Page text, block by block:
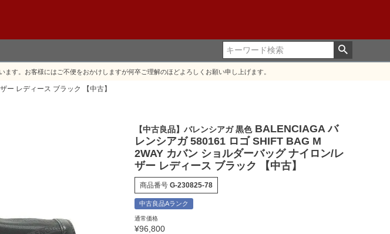
す。お客様にはご不便をおかけしますが何卒ご理解のほどよろしくお願い申し上げます。
ー レディース ブラック 【中古】
【中古良品】バレンシアガ 黒色 BALENCIAGA バ
レンシアガ 580161 ロゴ SHIFT BAG M
2WAY カバン ショルダーバッグ ナイロン/レ
ザー レディース ブラック 【中古】
商品番号 G-230825-78
中古良品Aランク
通常価格
¥96,800